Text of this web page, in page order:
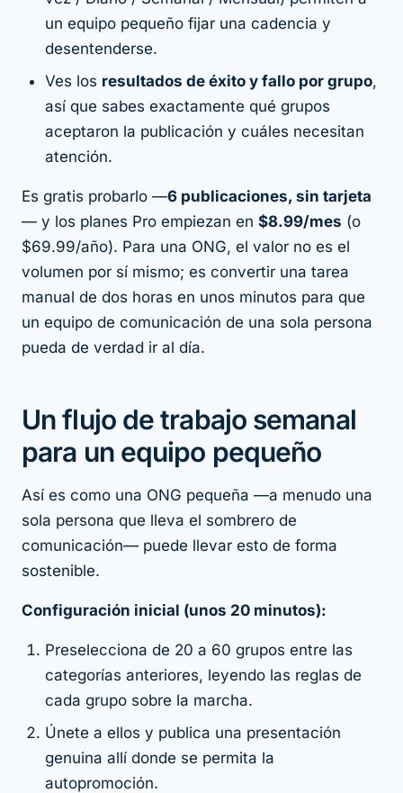
un equipo pequeño fijar una cadencia y
desentenderse.
Ves los resultados de éxito y fallo por grupo,
así que sabes exactamente qué grupos
aceptaron la publicación y cuáles necesitan
atención.
Es gratis probarlo —6 publicaciones, sin tarjeta
— y los planes Pro empiezan en $8.99/mes (o
$69.99/año). Para una ONG, el valor no es el
volumen por sí mismo; es convertir una tarea
manual de dos horas en unos minutos para que
un equipo de comunicación de una sola persona
pueda de verdad ir al día.
Un flujo de trabajo semanal
para un equipo pequeño
Así es como una ONG pequeña —a menudo una
sola persona que lleva el sombrero de
comunicación— puede llevar esto de forma
sostenible.
Configuración inicial (unos 20 minutos):
Preselecciona de 20 a 60 grupos entre las
categorías anteriores, leyendo las reglas de
cada grupo sobre la marcha.
Únete a ellos y publica una presentación
genuina allí donde se permita la
autopromoción.